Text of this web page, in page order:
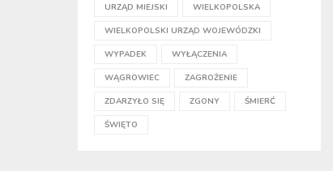
URZĄD MIEJSKI WIELKOPOLSKA
WIELKOPOLSKI URZĄD WOJEWÓDZKI
WYPADEK WYŁĄCZENIA
WĄGROWIEC ZAGROŻENIE
ZDARZYŁO SIĘ ZGONY ŚMIERĆ
ŚWIĘTO